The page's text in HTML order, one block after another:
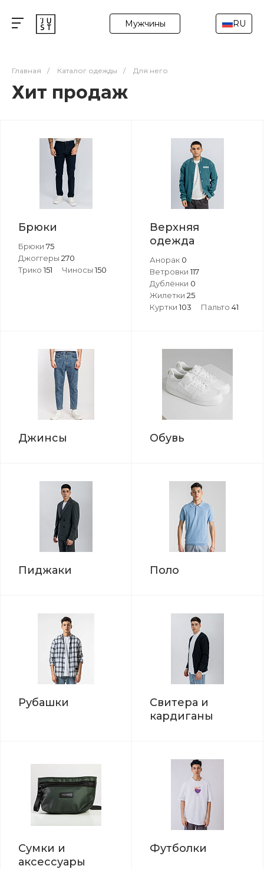
Мужчины RU
Главная / Каталог одежды / Для него
Хит продаж
Брюки
Брюки 75
Джоггеры 270
Трико 151 Чиносы 150
Верхняя
одежда
Анорак 0
Ветровки 117
Дублёнки 0
Жилетки 25
Куртки 103 Пальто 41
Джинсы Обувь
Пиджаки Поло
Рубашки
Свитера и
кардиганы
Сумки и
аксессуары
Футболки